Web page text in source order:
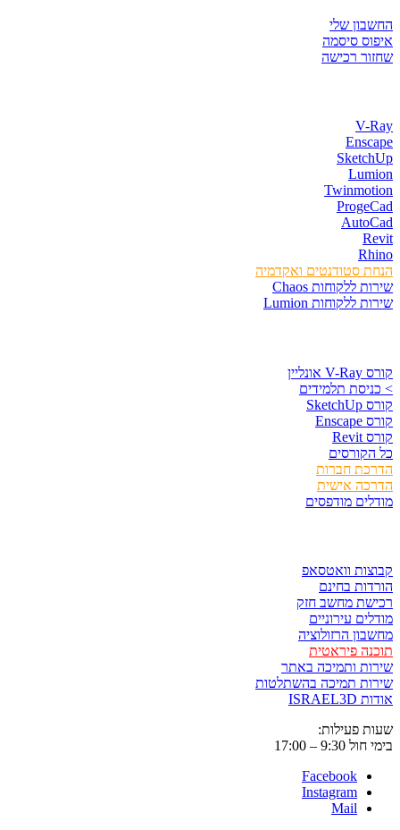
החשבון שלי
איפוס סיסמה
שחזור רכישה
V-Ray
Enscape
SketchUp
Lumion
Twinmotion
ProgeCad
AutoCad
Revit
Rhino
הנחת סטודנטים ואקדמיה
שירות ללקוחות Chaos
שירות ללקוחות Lumion
קורס V-Ray אונליין
> כניסת תלמידים
קורס SketchUp
קורס Enscape
קורס Revit
כל הקורסים
הדרכת חברות
הדרכה אישית
מודלים מודפסים
קבוצות וואטסאפ
הורדות בחינם
רכישת מחשב חזק
מודלים עירוניים
מחשבון הרזולוציה
תוכנה פיראטית
שירות ותמיכה באתר
שירות תמיכה בהשתלטות
אודות ISRAEL3D
שעות פעילות:
בימי חול 9:30 – 17:00
Facebook
Instagram
Mail